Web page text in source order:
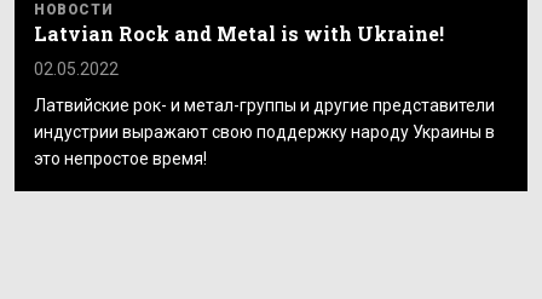
НОВОСТИ
Latvian Rock and Metal is with Ukraine!
02.05.2022
Латвийские рок- и метал-группы и другие представители
индустрии выражают свою поддержку народу Украины в
это непростое время!